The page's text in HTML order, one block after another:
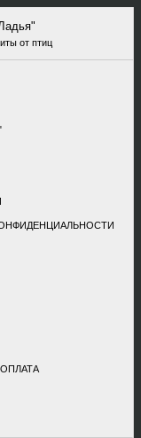
защиты от
(495) 963-33-74
29, стр. 1
18:00
от птиц
Новости